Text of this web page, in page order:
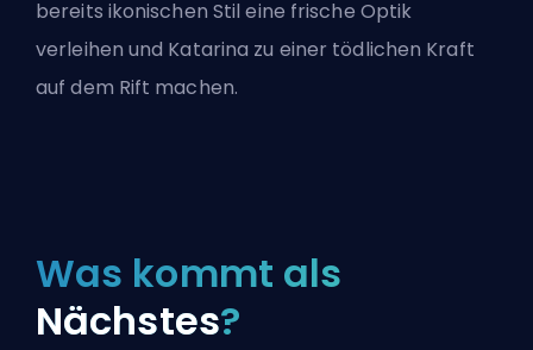
bereits ikonischen Stil eine frische Optik
verleihen und Katarina zu einer tödlichen Kraft
auf dem Rift machen.
Was kommt als
Nächstes?